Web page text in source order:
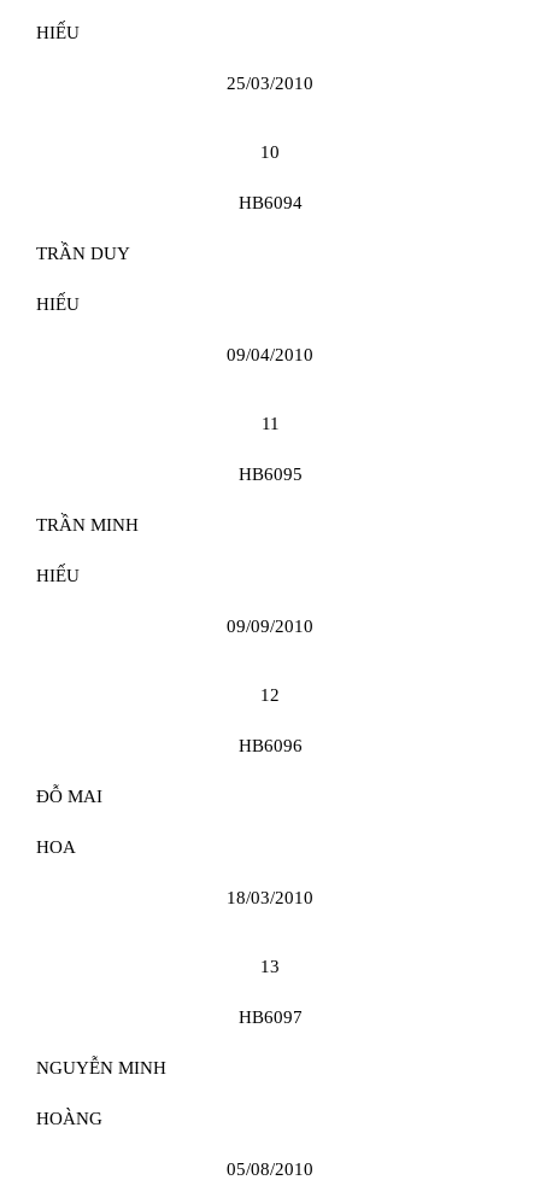
HIẾU
25/03/2010
10
HB6094
TRẦN DUY
HIẾU
09/04/2010
11
HB6095
TRẦN MINH
HIẾU
09/09/2010
12
HB6096
ĐỖ MAI
HOA
18/03/2010
13
HB6097
NGUYỄN MINH
HOÀNG
05/08/2010